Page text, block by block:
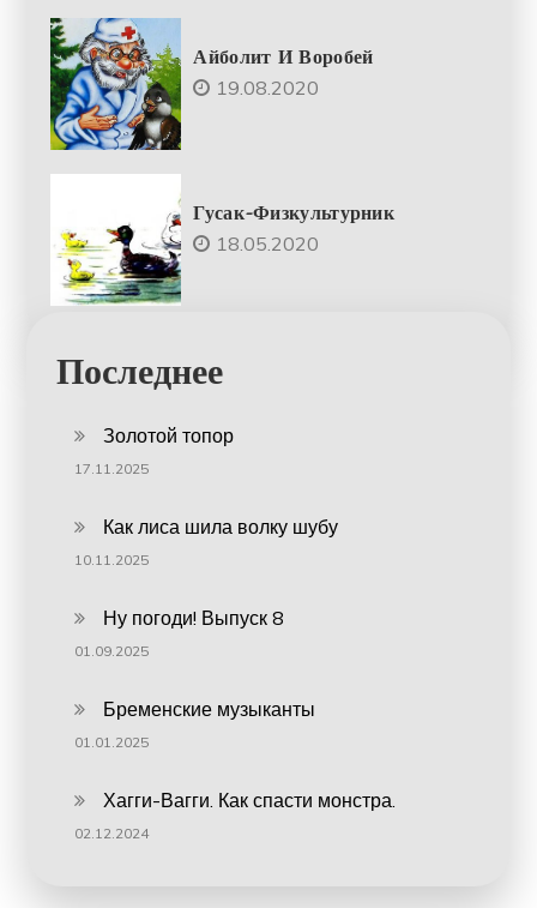
Айболит И Воробей
19.08.2020
Гусак-Физкультурник
18.05.2020
Последнее
Золотой топор
17.11.2025
Как лиса шила волку шубу
10.11.2025
Ну погоди! Выпуск 8
01.09.2025
Бременские музыканты
01.01.2025
Хагги-Вагги. Как спасти монстра.
02.12.2024